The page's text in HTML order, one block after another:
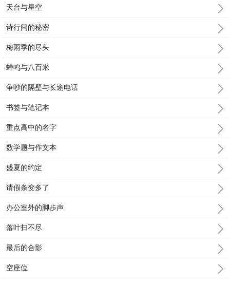
天台与星空
诗行间的秘密
梅雨季的尽头
蝉鸣与八百米
争吵的隔壁与长途电话
书签与笔记本
重点高中的名字
数学题与作文本
盛夏的约定
请假条变多了
办公室外的脚步声
落叶扫不尽
最后的合影
空座位